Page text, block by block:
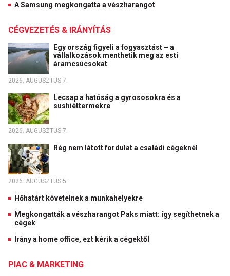
A Samsung megkongatta a vészharangot
CÉGVEZETÉS & IRÁNYÍTÁS
Egy ország figyeli a fogyasztást – a
vállalkozások menthetik meg az esti
áramcsúcsokat
2026. AUGUSZTUS 7.
Lecsap a hatóság a gyrososokra és a
sushiéttermekre
2026. AUGUSZTUS 7.
Rég nem látott fordulat a családi cégeknél
2026. AUGUSZTUS 5.
Hőhatárt követelnek a munkahelyekre
Megkongatták a vészharangot Paks miatt: így segíthetnek a
cégek
Irány a home office, ezt kérik a cégektől
PIAC & MARKETING